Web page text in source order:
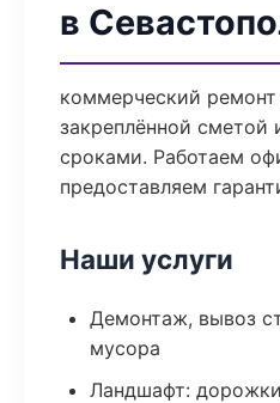
в
коммерческий
закреплённой сметой
сроками. Работаем
предоставляем
Наши услуги
Демонтаж, вывоз
мусора
Ландшафт: